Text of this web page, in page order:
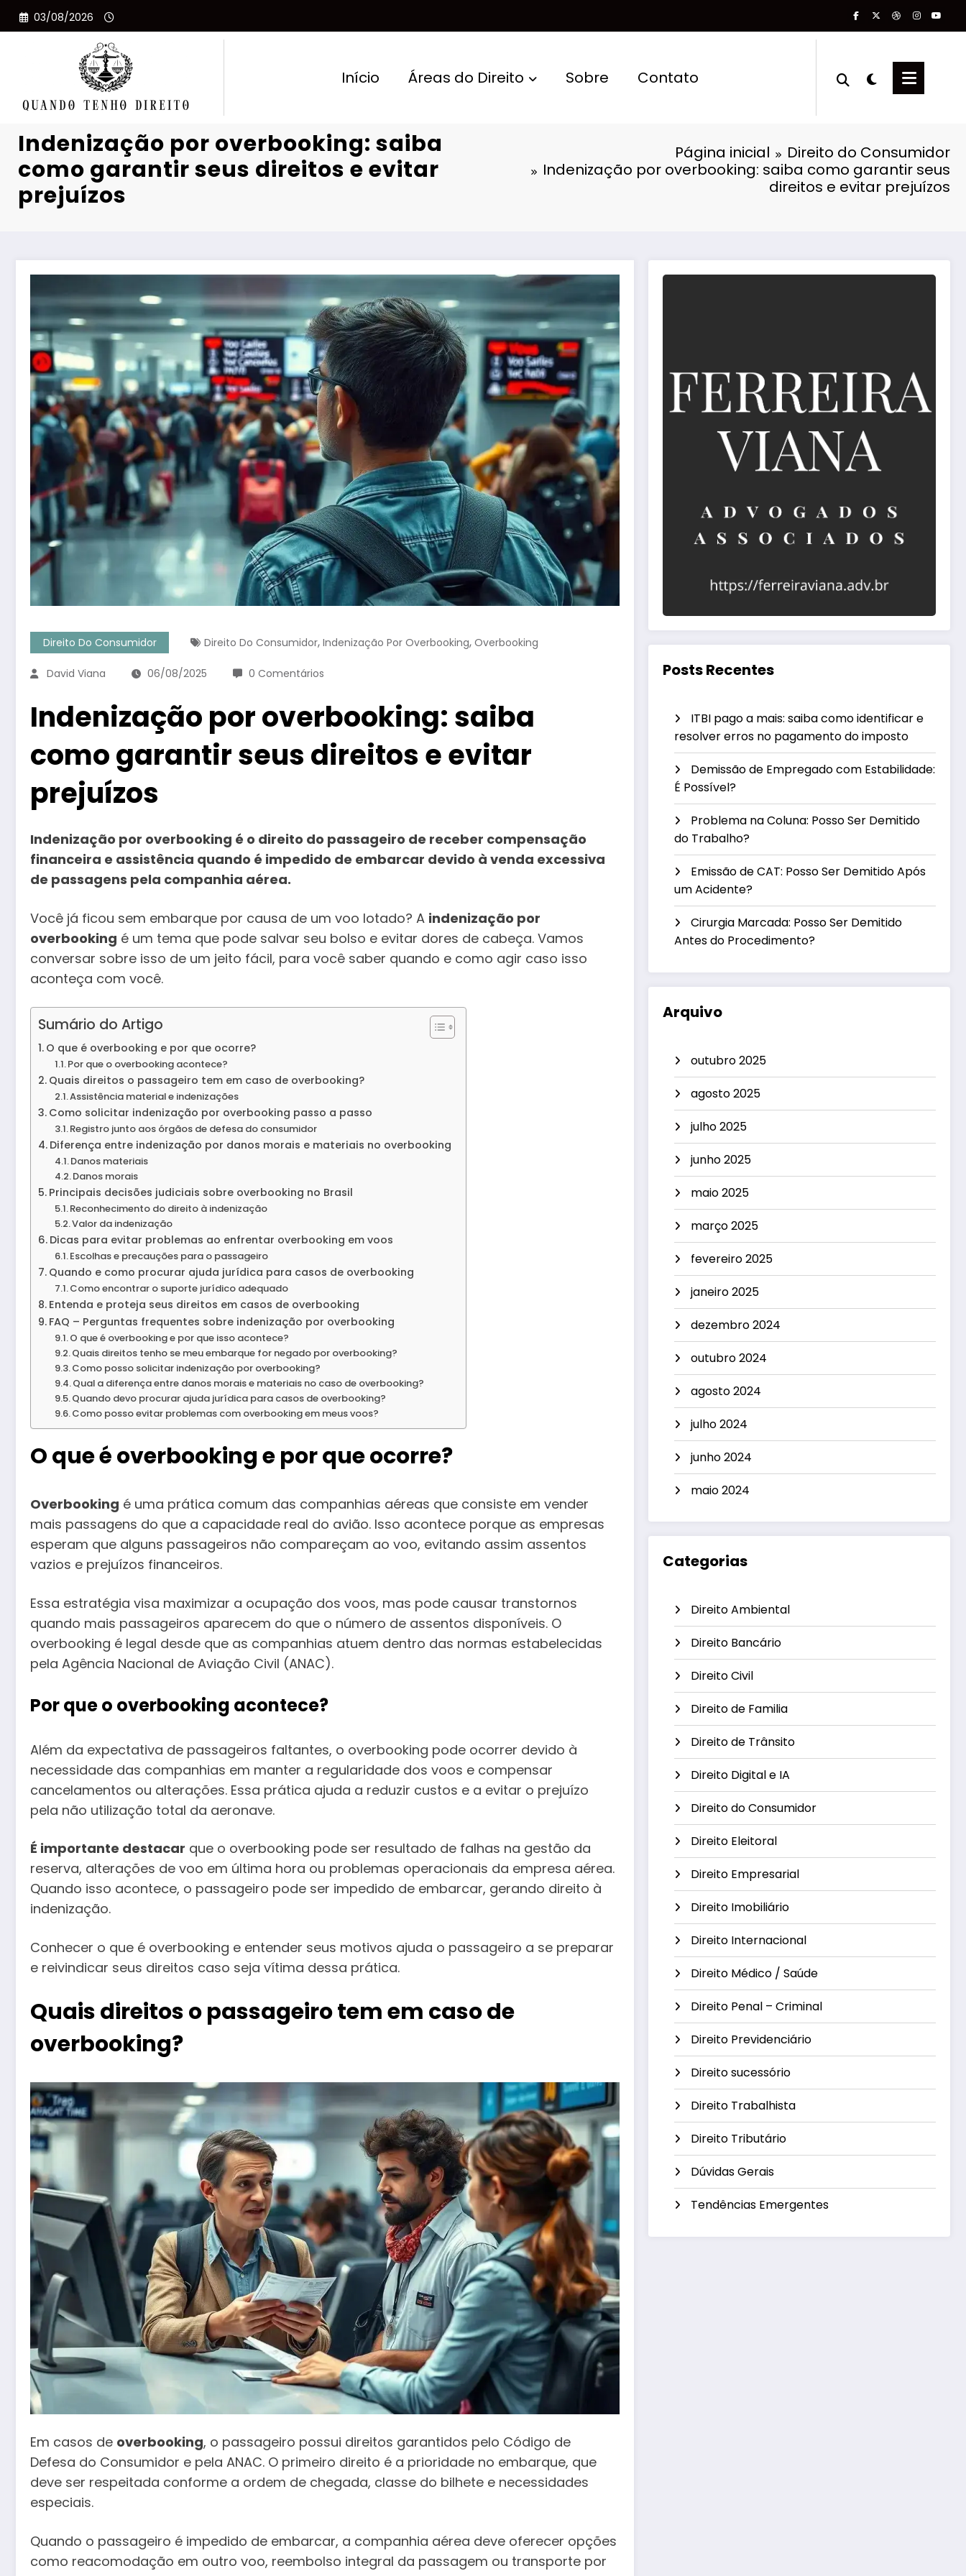
Pular
para
03/08/2026
Início Áreas do Direito Sobre Contato
Indenização por overbooking: saiba
como garantir seus direitos e evitar
prejuízos
Página inicial
Direito do Consumidor
Indenização por overbooking: saiba como garantir seus
direitos e evitar prejuízos
Direito Do Consumidor Direito Do Consumidor, Indenização Por Overbooking, Overbooking
David Viana 06/08/2025 0 Comentários
Indenização por overbooking: saiba
como garantir seus direitos e evitar
prejuízos
Indenização por overbooking é o direito do passageiro de receber compensação
financeira e assistência quando é impedido de embarcar devido à venda excessiva
de passagens pela companhia aérea.
Você já ficou sem embarque por causa de um voo lotado? A indenização por
overbooking é um tema que pode salvar seu bolso e evitar dores de cabeça. Vamos
conversar sobre isso de um jeito fácil, para você saber quando e como agir caso isso
aconteça com você.
Sumário do Artigo
O que é overbooking e por que ocorre?
Por que o overbooking acontece?
Quais direitos o passageiro tem em caso de overbooking?
Assistência material e indenizações
Como solicitar indenização por overbooking passo a passo
Registro junto aos órgãos de defesa do consumidor
Diferença entre indenização por danos morais e materiais no overbooking
Danos materiais
Danos morais
Principais decisões judiciais sobre overbooking no Brasil
Reconhecimento do direito à indenização
Valor da indenização
Dicas para evitar problemas ao enfrentar overbooking em voos
Escolhas e precauções para o passageiro
Quando e como procurar ajuda jurídica para casos de overbooking
Como encontrar o suporte jurídico adequado
Entenda e proteja seus direitos em casos de overbooking
FAQ – Perguntas frequentes sobre indenização por overbooking
O que é overbooking e por que isso acontece?
Quais direitos tenho se meu embarque for negado por overbooking?
Como posso solicitar indenização por overbooking?
Qual a diferença entre danos morais e materiais no caso de overbooking?
Quando devo procurar ajuda jurídica para casos de overbooking?
Como posso evitar problemas com overbooking em meus voos?
O que é overbooking e por que ocorre?
Overbooking é uma prática comum das companhias aéreas que consiste em vender
mais passagens do que a capacidade real do avião. Isso acontece porque as empresas
esperam que alguns passageiros não compareçam ao voo, evitando assim assentos
vazios e prejuízos financeiros.
Essa estratégia visa maximizar a ocupação dos voos, mas pode causar transtornos
quando mais passageiros aparecem do que o número de assentos disponíveis. O
overbooking é legal desde que as companhias atuem dentro das normas estabelecidas
pela Agência Nacional de Aviação Civil (ANAC).
Por que o overbooking acontece?
Além da expectativa de passageiros faltantes, o overbooking pode ocorrer devido à
necessidade das companhias em manter a regularidade dos voos e compensar
cancelamentos ou alterações. Essa prática ajuda a reduzir custos e a evitar o prejuízo
pela não utilização total da aeronave.
É importante destacar que o overbooking pode ser resultado de falhas na gestão da
reserva, alterações de voo em última hora ou problemas operacionais da empresa aérea.
Quando isso acontece, o passageiro pode ser impedido de embarcar, gerando direito à
indenização.
Conhecer o que é overbooking e entender seus motivos ajuda o passageiro a se preparar
e reivindicar seus direitos caso seja vítima dessa prática.
Quais direitos o passageiro tem em caso de
overbooking?
Em casos de overbooking, o passageiro possui direitos garantidos pelo Código de
Defesa do Consumidor e pela ANAC. O primeiro direito é a prioridade no embarque, que
deve ser respeitada conforme a ordem de chegada, classe do bilhete e necessidades
especiais.
Quando o passageiro é impedido de embarcar, a companhia aérea deve oferecer opções
como reacomodação em outro voo, reembolso integral da passagem ou transporte por
Posts Recentes
ITBI pago a mais: saiba como identificar e
resolver erros no pagamento do imposto
Demissão de Empregado com Estabilidade:
É Possível?
Problema na Coluna: Posso Ser Demitido
do Trabalho?
Emissão de CAT: Posso Ser Demitido Após
um Acidente?
Cirurgia Marcada: Posso Ser Demitido
Antes do Procedimento?
Arquivo
outubro 2025
agosto 2025
julho 2025
junho 2025
maio 2025
março 2025
fevereiro 2025
janeiro 2025
dezembro 2024
outubro 2024
agosto 2024
julho 2024
junho 2024
maio 2024
Categorias
Direito Ambiental
Direito Bancário
Direito Civil
Direito de Familia
Direito de Trânsito
Direito Digital e IA
Direito do Consumidor
Direito Eleitoral
Direito Empresarial
Direito Imobiliário
Direito Internacional
Direito Médico / Saúde
Direito Penal – Criminal
Direito Previdenciário
Direito sucessório
Direito Trabalhista
Direito Tributário
Dúvidas Gerais
Tendências Emergentes